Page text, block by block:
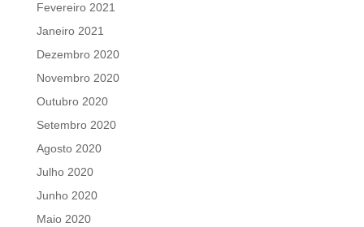
Fevereiro 2021
Janeiro 2021
Dezembro 2020
Novembro 2020
Outubro 2020
Setembro 2020
Agosto 2020
Julho 2020
Junho 2020
Maio 2020